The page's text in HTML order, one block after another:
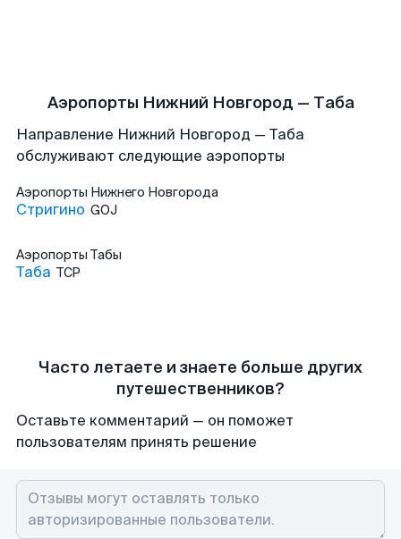
Аэропорты Нижний Новгород — Таба
Направление Нижний Новгород — Таба
обслуживают следующие аэропорты
Аэропорты Нижнего Новгорода
Стригино GOJ
Аэропорты Табы
Таба TCP
Часто летаете и знаете больше других
путешественников?
Оставьте комментарий — он поможет
пользователям принять решение